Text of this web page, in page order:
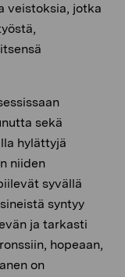
veistoksia, jotka
sekä
hylättyjä
niiden
syvällä
syntyy
ja tarkasti
hopeaan,
on